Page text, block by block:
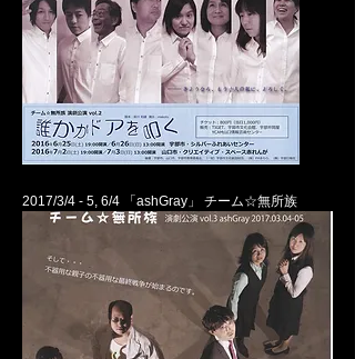
2017/3/4 - 5, 6/4 「ashGray」 チーム☆無所族